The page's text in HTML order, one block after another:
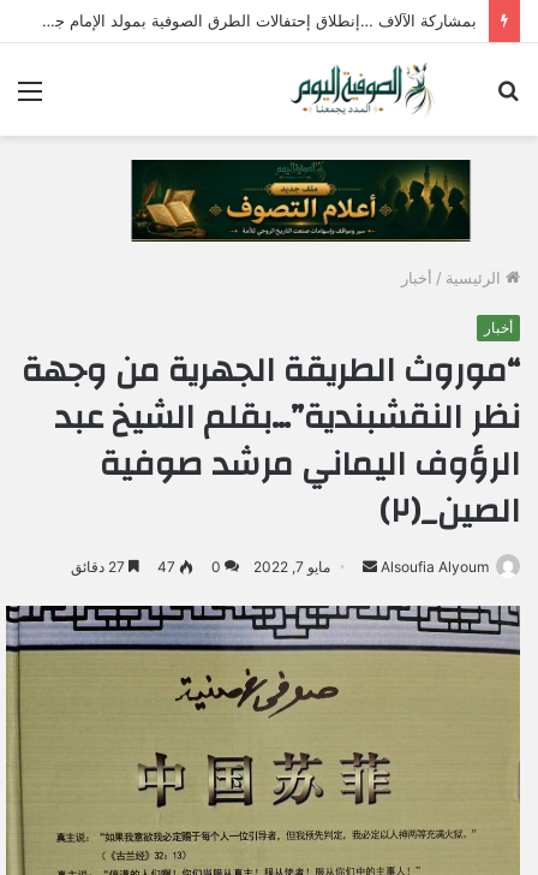
«شيخ الطريقة الشبراوية » يدعو للحفاظ على الأمن القومي المصري والالتفات حول القيادة
الرئيسية / أخبار
أخبار
“موروث الطريقة الجهرية من وجهة
نظر النقشبندية”…بقلم الشيخ عبد
الرؤوف اليماني مرشد صوفية
الصين_(٢)
Alsoufia Alyoum
س
ل
د
ا
إ
مايو 7, 2022 0
47